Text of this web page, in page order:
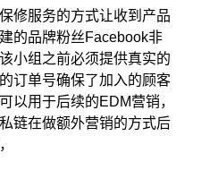
修服务的方式让收到产品
的品牌粉丝Facebook非
小组之前必须提供真实的
订单号确保了加入的顾客
以用于后续的EDM营销，
链在做额外营销的方式后